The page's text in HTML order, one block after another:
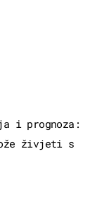
i prognoza:
živjeti s